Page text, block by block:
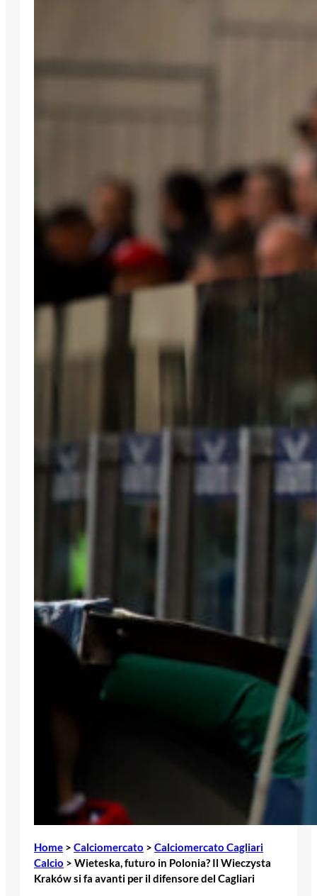
Home > Calciomercato > Calciomercato Cagliari
Calcio > Wieteska, futuro in Polonia? Il Wieczysta
Kraków si fa avanti per il difensore del Cagliari